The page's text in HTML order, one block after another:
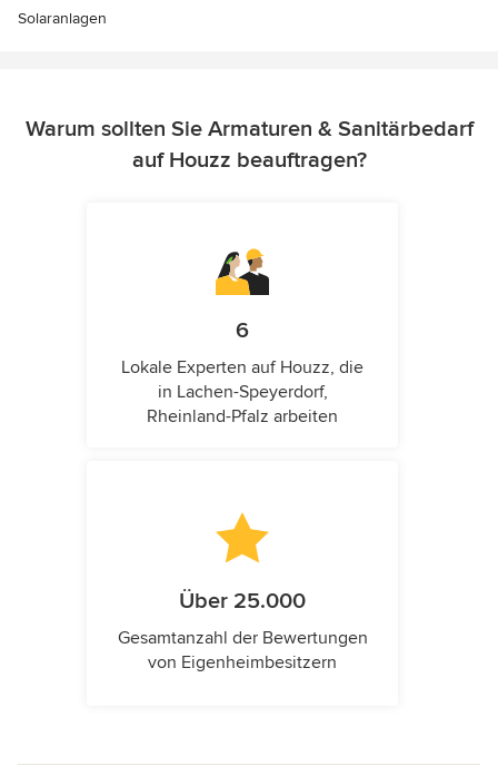
Solaranlagen
Warum sollten Sie Armaturen & Sanitärbedarf
auf Houzz beauftragen?
6
Lokale Experten auf Houzz, die
in Lachen-Speyerdorf,
Rheinland-Pfalz arbeiten
Über 25.000
Gesamtanzahl der Bewertungen
von Eigenheimbesitzern